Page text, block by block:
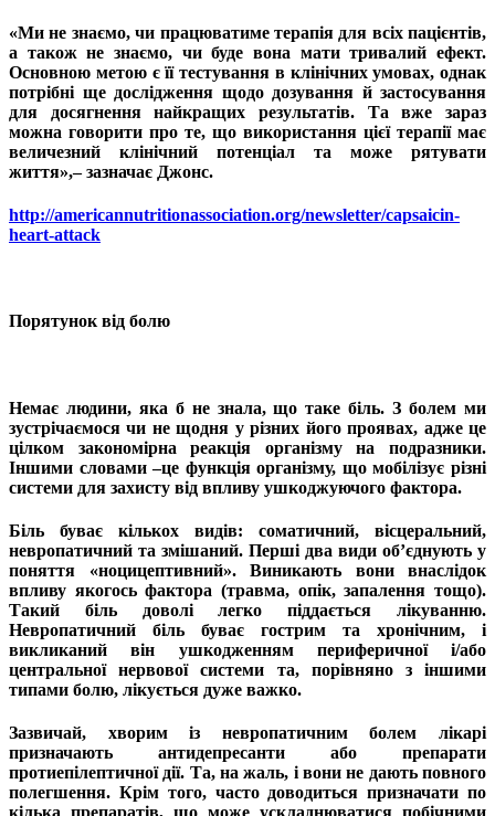
«Ми не знаємо, чи працюватиме терапія для всіх пацієнтів,
а також не знаємо, чи буде вона мати тривалий ефект.
Основною метою є її тестування в клінічних умовах, однак
потрібні ще дослідження щодо дозування й застосування
для досягнення найкращих результатів. Та вже зараз
можна говорити про те, що використання цієї терапії має
величезний клінічний потенціал та може рятувати
життя»,– зазначає Джонс.
http://americannutritionassociation.org/newsletter/capsaicin-
heart-attack
Порятунок від болю
Немає людини, яка б не знала, що таке біль. З болем ми
зустрічаємося чи не щодня у різних його проявах, адже це
цілком закономірна реакція організму на подразники.
Іншими словами –це функція організму, що мобілізує різні
системи для захисту від впливу ушкоджуючого фактора.
Біль буває кількох видів: соматичний, вісцеральний,
невропатичний та змішаний. Перші два види об’єднують у
поняття «ноцицептивний». Виникають вони внаслідок
впливу якогось фактора (травма, опік, запалення тощо).
Такий біль доволі легко піддається лікуванню.
Невропатичний біль буває гострим та хронічним, і
викликаний він ушкодженням периферичної і/або
центральної нервової системи та, порівняно з іншими
типами болю, лікується дуже важко.
Зазвичай, хворим із невропатичним болем лікарі
призначають антидепресанти або препарати
протиепілептичної дії. Та, на жаль, і вони не дають повного
полегшення. Крім того, часто доводиться призначати по